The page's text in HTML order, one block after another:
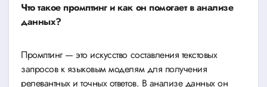
Что такое промптинг и как он помогает в анализе
данных?
Промптинг — это искусство составления текстовых
запросов к языковым моделям для получения
релевантных и точных ответов. В анализе данных он